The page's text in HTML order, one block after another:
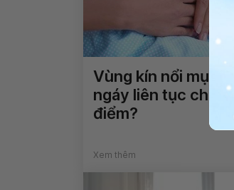
Vùng kín nổi mụn
ngáy liên tục chữa
điểm?
Xem thêm